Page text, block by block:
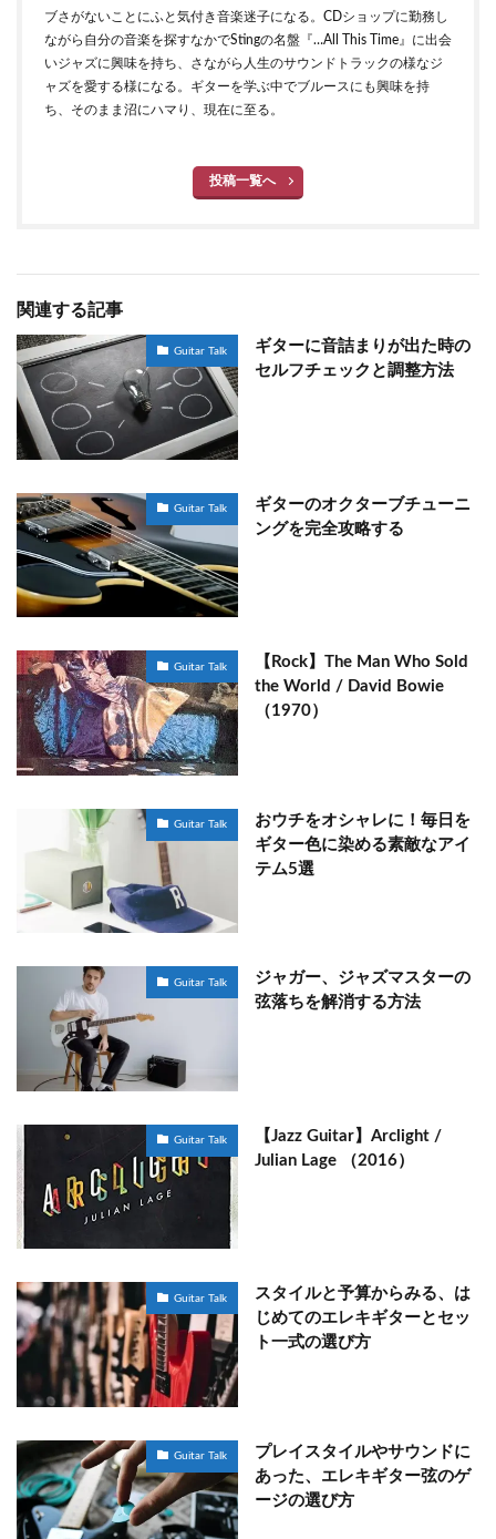
ブさがないことにふと気付き音楽迷子になる。CDショップに勤務し
ながら自分の音楽を探すなかでStingの名盤『…All This Time』に出会
いジャズに興味を持ち、さながら人生のサウンドトラックの様なジ
ャズを愛する様になる。ギターを学ぶ中でブルースにも興味を持
ち、そのまま沼にハマり、現在に至る。
投稿一覧へ
関連する記事
Guitar Talk
ギターに音詰まりが出た時の
セルフチェックと調整方法
Guitar Talk
ギターのオクターブチューニ
ングを完全攻略する
Guitar Talk
【Rock】The Man Who Sold
the World / David Bowie
（1970）
Guitar Talk
おウチをオシャレに！毎日を
ギター色に染める素敵なアイ
テム5選
Guitar Talk
ジャガー、ジャズマスターの
弦落ちを解消する方法
Guitar Talk
【Jazz Guitar】Arclight /
Julian Lage （2016）
Guitar Talk
スタイルと予算からみる、は
じめてのエレキギターとセッ
ト一式の選び方
Guitar Talk
プレイスタイルやサウンドに
あった、エレキギター弦のゲ
ージの選び方